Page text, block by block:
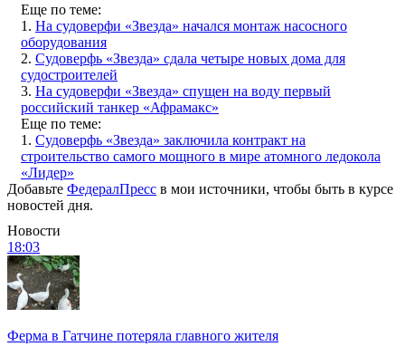
Еще по теме:
1. На судоверфи «Звезда» начался монтаж насосного
оборудования
2. Судоверфь «Звезда» сдала четыре новых дома для
судостроителей
3. На судоверфи «Звезда» спущен на воду первый
российский танкер «Афрамакс»
Еще по теме:
1. Судоверфь «Звезда» заключила контракт на
строительство самого мощного в мире атомного ледокола
«Лидер»
Добавьте ФедералПресс в мои источники, чтобы быть в курсе
новостей дня.
Новости
18:03
Ферма в Гатчине потеряла главного жителя